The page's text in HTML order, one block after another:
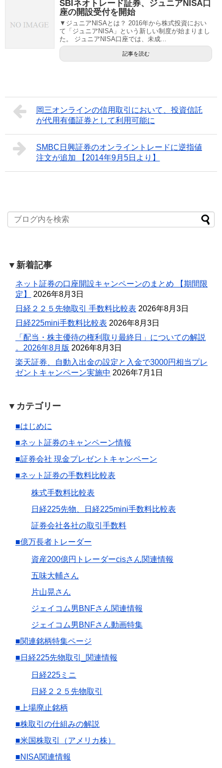
SBIネオトレード証券、ジュニアNISA口
座の開設受付を開始
▼ジュニアNISAとは？ 2016年から株式投資におい
て「ジュニアNISA」という新しい制度が始まりまし
た。 ジュニアNISA口座では、未成...
記事を読む
岡三オンラインの信用取引において、投資信託
が代用有価証券として利用可能に
SMBC日興証券のオンライントレードに逆指値
注文が追加 【2014年9月5日より】
▼新着記事
ネット証券の口座開設キャンペーンのまとめ 【期間限
定】
2026年8月3日
日経２２５先物取引 手数料比較表 2026年8月3日
日経225mini手数料比較表 2026年8月3日
「配当・株主優待の権利取り最終日」についての解説
。2026年8月版 2026年8月3日
楽天証券、自動入出金の設定と入金で3000円相当プレ
ゼントキャンペーン実施中 2026年7月1日
▼カテゴリー
■はじめに
■ネット証券のキャンペーン情報
■証券会社 現金プレゼントキャンペーン
■ネット証券の手数料比較表
株式手数料比較表
日経225先物、日経225mini手数料比較表
証券会社各社の取引手数料
■億万長者トレーダー
資産200億円トレーダーcisさん関連情報
五味大輔さん
片山晃さん
ジェイコム男BNFさん関連情報
ジェイコム男BNFさん動画特集
■関連銘柄特集ページ
■日経225先物取引_関連情報
日経225ミニ
日経２２５先物取引
■上場廃止銘柄
■株取引の仕組みの解説
■米国株取引（アメリカ株）
■NISA関連情報